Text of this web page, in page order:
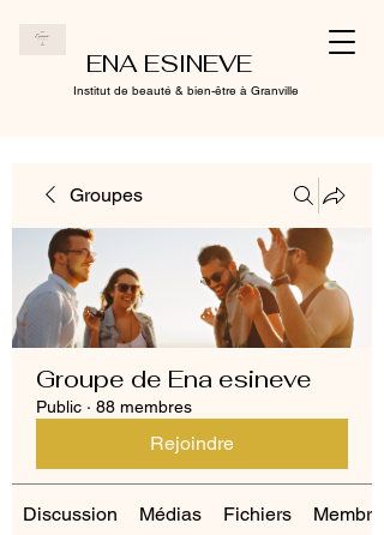
ENA ESINEVE
Institut de beauté & bien-être à Granville
Groupes
Groupe de Ena esineve
Public · 88 membres
Rejoindre
Discussion Médias Fichiers Membres